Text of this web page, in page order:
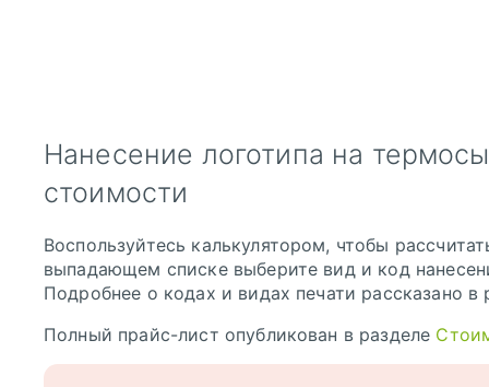
Нанесение логотипа на
стоимости
Воспользуйтесь калькулятором, чтобы
выпадающем списке выберите вид и код
Подробнее о кодах и видах печати рассказано в
Полный прайс-лист опубликован в разделе